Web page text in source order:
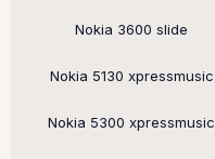
Nokia 3600 slide
Nokia 5130 xpressmusic
Nokia 5300 xpressmusic